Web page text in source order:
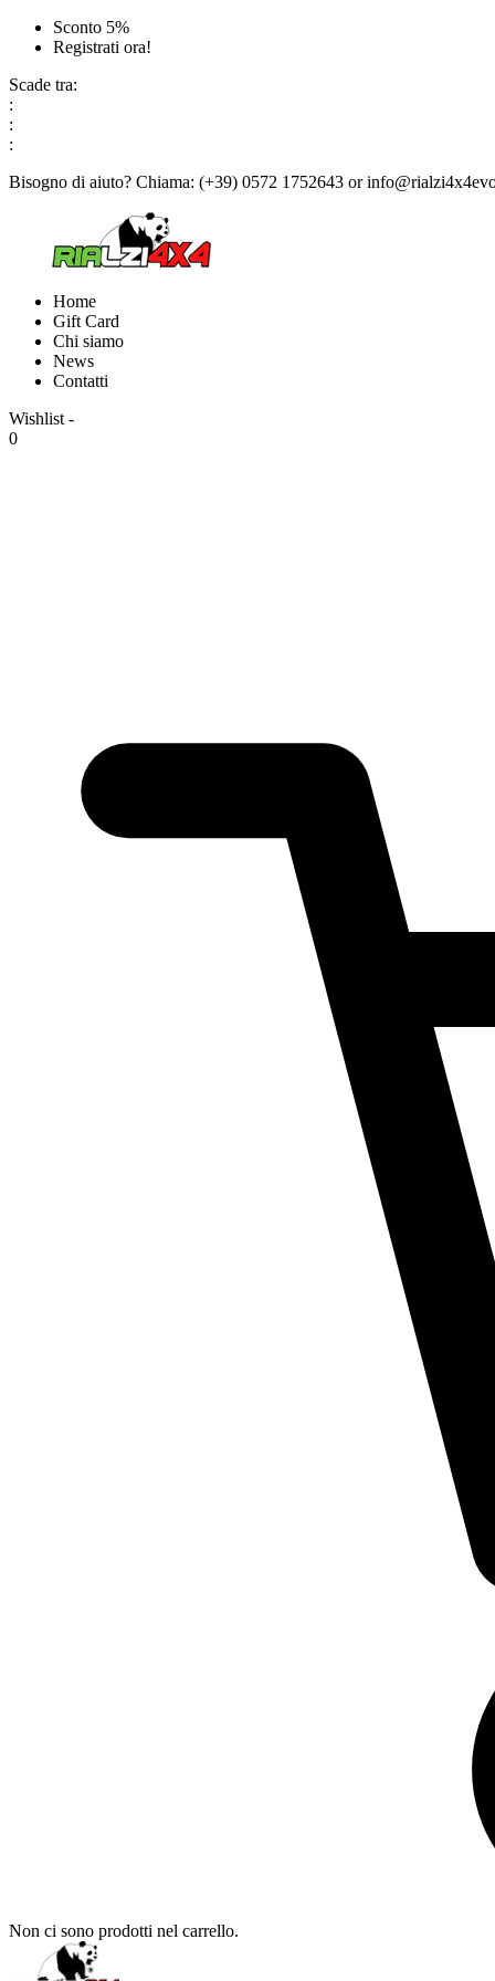
Sconto 5%
Registrati ora!
Scade tra:
:
:
:
Bisogno di aiuto? Chiama: (+39) 0572 1752643 or
Home
Gift Card
Chi siamo
News
Contatti
Wishlist -
0
Non ci sono prodotti nel carrello.